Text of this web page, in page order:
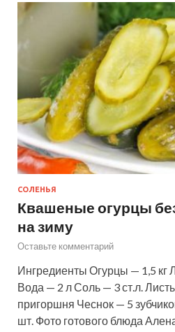
СОЛЕНЬЯ
Квашеные огурцы
на зиму
Оставьте комментарий
Ингредиенты Огурцы — 1,5 кг
Вода — 2 л Соль — 3 ст.л.
пригоршня Чеснок — 5
шт. Фото готового блюда